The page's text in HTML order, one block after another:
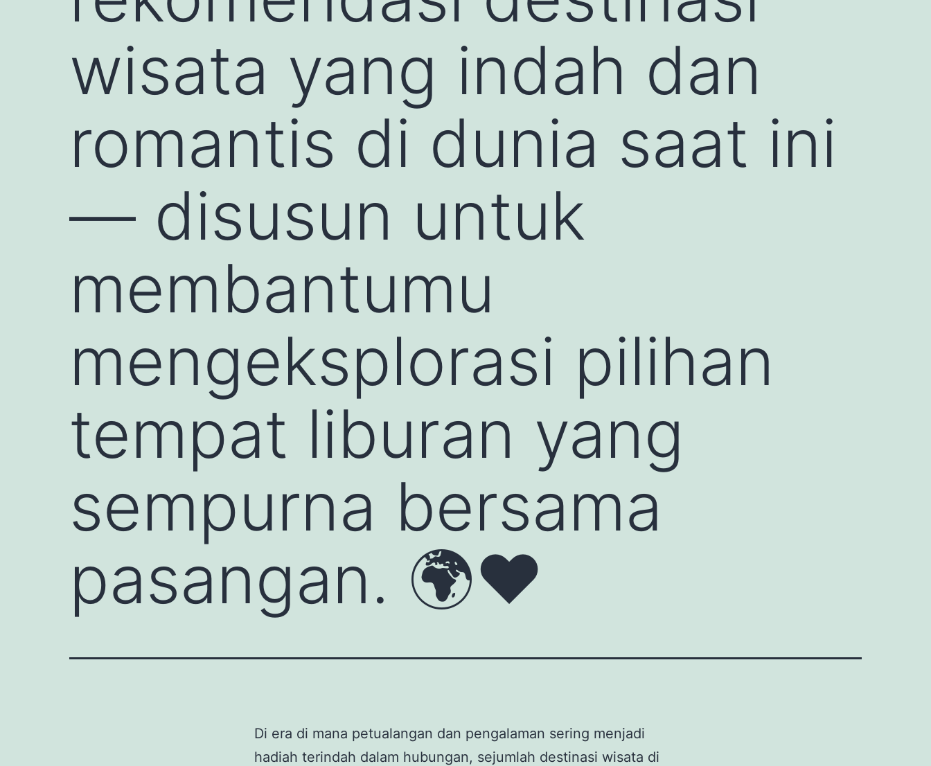
wisata yang indah dan
romantis di dunia saat ini
— disusun untuk
membantumu
mengeksplorasi pilihan
tempat liburan yang
sempurna bersama
pasangan. 🌍❤️
Di era di mana petualangan dan pengalaman sering menjadi
hadiah terindah dalam hubungan, sejumlah destinasi wisata di